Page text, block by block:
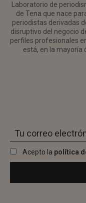
Laboratorio de
de Tena que nace
periodistas derivadas
disruptivo del negocio
perfiles profesionales
está, en la mayoría
Acepto la política